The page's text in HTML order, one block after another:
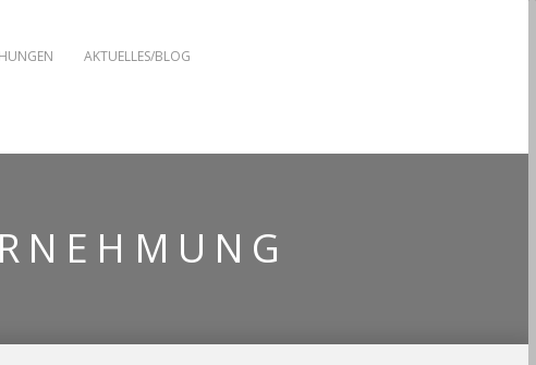
AKTUELLES/BLOG